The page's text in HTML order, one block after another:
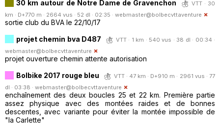
30 km autour de Notre Dame de Gravenchon
VTT · 30
km · D+770 m · 2664 vus · 52 dl · 02:35 · webmaster@bolbecvttaventure
sortie club du BVA le 22/10/17
projet chemin bva D487
VTT · 1 km · 540 vus · 38 dl · 00:34 ·
webmaster@bolbecvttaventure
projet ouverture chemin attente autorisation
Bolbike 2017 rouge bleu
VTT · 47 km · D+910 m · 2961 vus · 77
dl · 03:38 · webmaster@bolbecvttaventure
enchaînement des deux boucles 25 et 22 km. Première partie
assez physique avec des montées raides et de bonnes
descentes, avec variante pour éviter la montée impossible de
"la Carlette"